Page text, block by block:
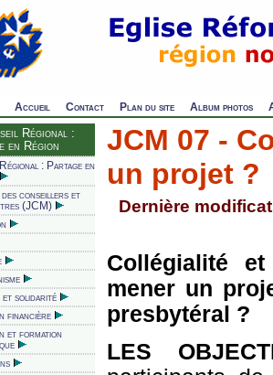
Accueil Contact Plan du site Album photos
Régional :
en Région
: Partage en
conseillers et
(JCM)
et solidarité
financière
et formation
JCM 07 -
un projet ?
Dernière
Collégialité
mener un
presbytéral ?
LES